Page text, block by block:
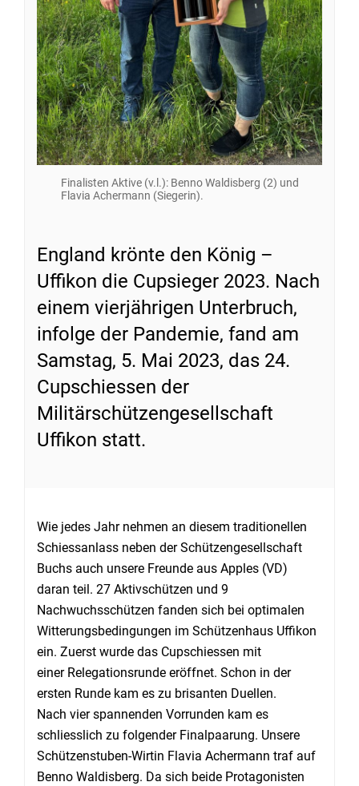
Finalisten Aktive (v.l.): Benno Waldisberg (2) und
Flavia Achermann (Siegerin).
England krönte den König –
Uffikon die Cupsieger 2023. Nach
einem vierjährigen Unterbruch,
infolge der Pandemie, fand am
Samstag, 5. Mai 2023, das 24.
Cupschiessen der
Militärschützengesellschaft
Uffikon statt.
Wie jedes Jahr nehmen an diesem traditionellen
Schiessanlass neben der Schützengesellschaft
Buchs auch unsere Freunde aus Apples (VD)
daran teil. 27 Aktivschützen und 9
Nachwuchsschützen fanden sich bei optimalen
Witterungsbedingungen im Schützenhaus Uffikon
ein. Zuerst wurde das Cupschiessen mit
einer Relegationsrunde eröffnet. Schon in der
ersten Runde kam es zu brisanten Duellen.
Nach vier spannenden Vorrunden kam es
schliesslich zu folgender Finalpaarung. Unsere
Schützenstuben-Wirtin Flavia Achermann traf auf
Benno Waldisberg. Da sich beide Protagonisten